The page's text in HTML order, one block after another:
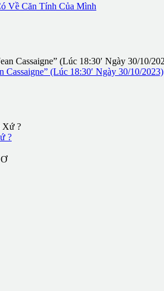
Về Căn Tính Của Mình
(Lúc 18:30′ Ngày 30/10/2023)
?